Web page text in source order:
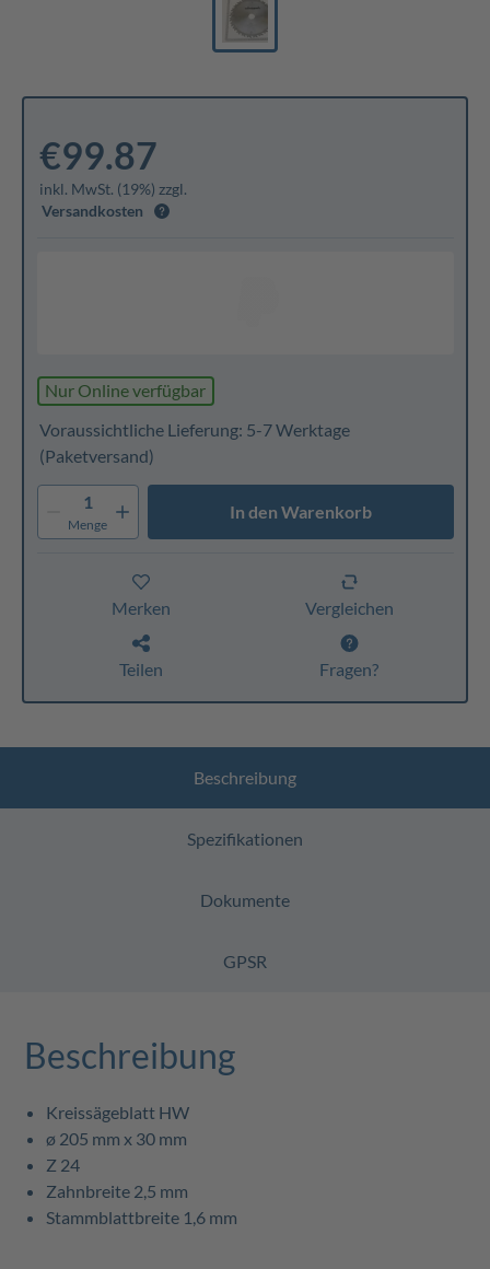
€99.87
inkl. MwSt. (19%) zzgl.
Versandkosten
Nur Online verfügbar
Voraussichtliche Lieferung: 5-7 Werktage
(Paketversand)
1
Menge
In den Warenkorb
Merken Vergleichen
Teilen Fragen?
Beschreibung
Spezifikationen
Dokumente
GPSR
Beschreibung
Kreissägeblatt HW
ø 205 mm x 30 mm
Z 24
Zahnbreite 2,5 mm
Stammblattbreite 1,6 mm